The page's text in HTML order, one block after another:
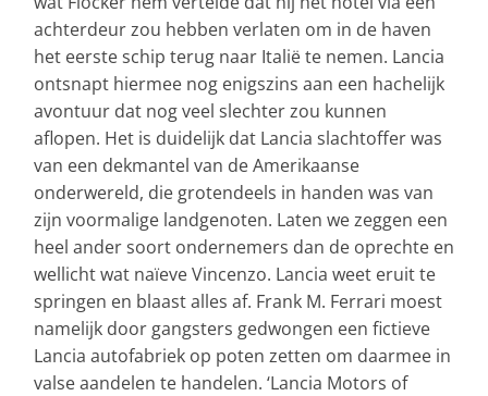
achterdeur zou hebben verlaten om in de haven
het eerste schip terug naar Italië te nemen. Lancia
ontsnapt hiermee nog enigszins aan een hachelijk
avontuur dat nog veel slechter zou kunnen
aflopen. Het is duidelijk dat Lancia slachtoffer was
van een dekmantel van de Amerikaanse
onderwereld, die grotendeels in handen was van
zijn voormalige landgenoten. Laten we zeggen een
heel ander soort ondernemers dan de oprechte en
wellicht wat naïeve Vincenzo. Lancia weet eruit te
springen en blaast alles af. Frank M. Ferrari moest
namelijk door gangsters gedwongen een fictieve
Lancia autofabriek op poten zetten om daarmee in
valse aandelen te handelen. ‘Lancia Motors of